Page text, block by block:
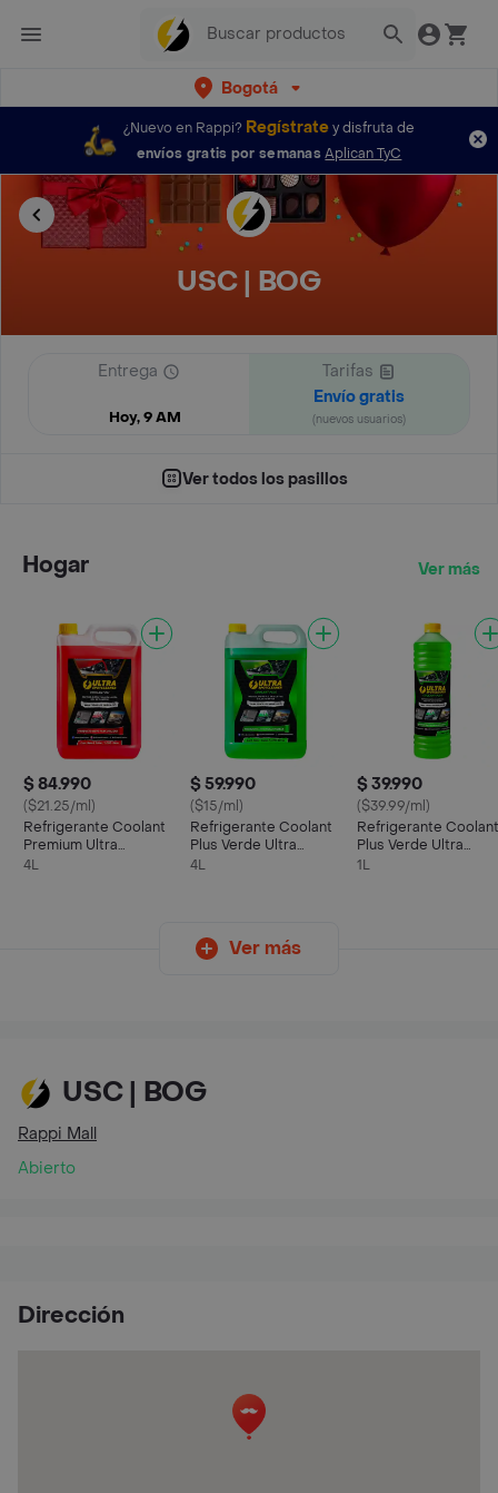
Bogotá
¿Nuevo en Rappi? Regístratey disfruta de
envíos gratis por semanas Aplican TyC
USC | BOG
Entrega
Hoy, 9 AM
Tarifas
Envío gratis
(nuevos usuarios)
Ver todos los pasillos
Hogar Ver más
$ 84.990
($21.25/ml)
Refrigerante Coolant
Premium Ultra
Spotcleaner
4L
$ 59.990
($15/ml)
Refrigerante Coolant
Plus Verde Ultra
Spotcleaner
4L
$ 39.990
($39.99/ml)
Refrigerante Coolant
Plus Verde Ultra
Spotcleaner
1L
Ver más
USC | BOG
Rappi Mall
Abierto
Dirección